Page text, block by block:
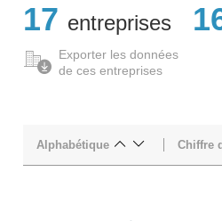
17 entreprises
Exporter les données
de ces entreprises
Alphabétique Chiffre